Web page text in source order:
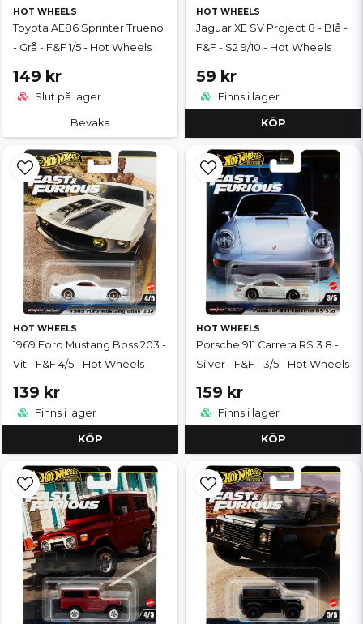
HOT WHEELS
Toyota AE86 Sprinter Trueno
- Grå - F&F 1/5 - Hot Wheels
149 kr
Slut på lager
Bevaka
HOT WHEELS
Jaguar XE SV Project 8 - Blå -
F&F - S2 9/10 - Hot Wheels
59 kr
Finns i lager
KÖP
HOT WHEELS
1969 Ford Mustang Boss 203 -
Vit - F&F 4/5 - Hot Wheels
139 kr
Finns i lager
KÖP
HOT WHEELS
Porsche 911 Carrera RS 3.8 -
Silver - F&F - 3/5 - Hot Wheels
159 kr
Finns i lager
KÖP